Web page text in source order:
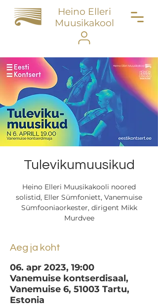
Heino Elleri
Muusikakool
Tulevikumuusikud
Heino Elleri Muusikakooli noored
solistid, Eller Sümfoniett, Vanemuise
Sümfooniaorkester, dirigent Mikk
Murdvee
Aeg ja koht
06. apr 2023, 19:00
Vanemuise kontserdisaal,
Vanemuise 6, 51003 Tartu,
Estonia